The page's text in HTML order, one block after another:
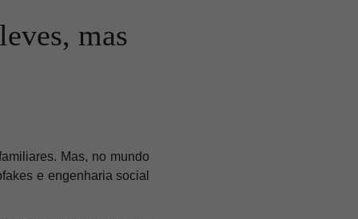
mas
Mas, no mundo
e engenharia social